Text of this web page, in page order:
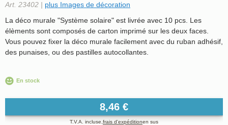
Art. 23402 | plus Images de décoration
La déco murale "Système solaire" est livrée avec 10 pcs. Les
élèments sont composés de carton imprimé sur les deux faces.
Vous pouvez fixer la déco murale facilement avec du ruban adhésif,
des punaises, ou des pastilles autocollantes.
En stock
8,46 €
T.V.A. incluse, frais d'expéditionen sus